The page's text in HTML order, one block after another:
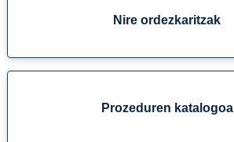
Nire ordezkaritzak
Prozeduren katalogoa